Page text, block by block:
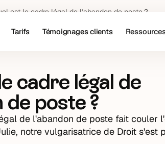
Tarifs Témoignages clients
est le cadre légal de l’abandon de poste ?
cadre légal de
de poste ?
de l'abandon de poste fait couler
notre vulgarisatrice de Droit s'est